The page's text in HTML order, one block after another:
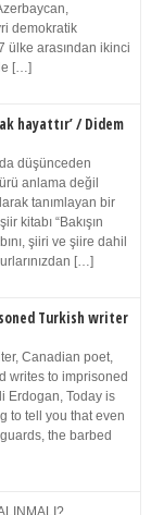
demokratik
ülke arasından ikinci
[…]
hayattır’ / Didem
düşünceden
anlama değil
tanımlayan bir
kitabı “Bakışın
şiiri ve şiire dahil
[…]
Turkish writer
Canadian poet,
writes to imprisoned
Erdogan, Today is
to tell you that even
the barbed